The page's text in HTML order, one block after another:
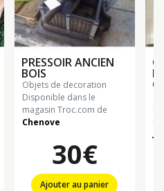
PRESSOIR ANCIEN
BOIS
objets de decoration
Disponible dans le
magasin Troc.com de
Chenove
30€
Ajouter au panier